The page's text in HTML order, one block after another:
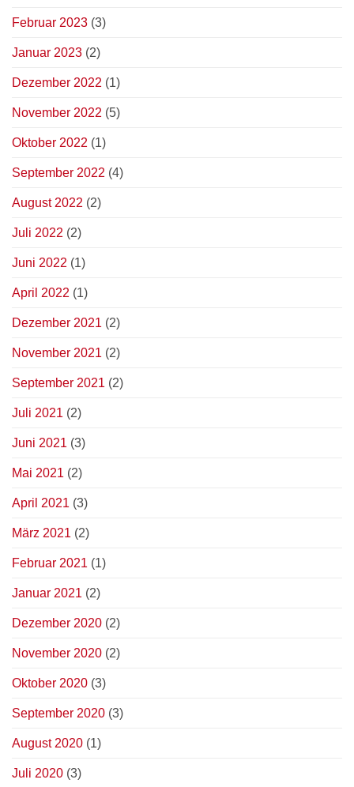
Februar 2023 (3)
Januar 2023 (2)
Dezember 2022 (1)
November 2022 (5)
Oktober 2022 (1)
September 2022 (4)
August 2022 (2)
Juli 2022 (2)
Juni 2022 (1)
April 2022 (1)
Dezember 2021 (2)
November 2021 (2)
September 2021 (2)
Juli 2021 (2)
Juni 2021 (3)
Mai 2021 (2)
April 2021 (3)
März 2021 (2)
Februar 2021 (1)
Januar 2021 (2)
Dezember 2020 (2)
November 2020 (2)
Oktober 2020 (3)
September 2020 (3)
August 2020 (1)
Juli 2020 (3)